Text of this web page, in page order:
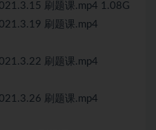
刷题课.mp4 1.08G
刷题课.mp4
刷题课.mp4
刷题课.mp4